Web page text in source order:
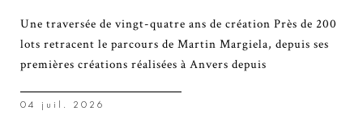
Une traversée de vingt-quatre ans de création Près de 200
lots retracent le parcours de Martin Margiela, depuis ses
premières créations réalisées à Anvers depuis
04 juil. 2026